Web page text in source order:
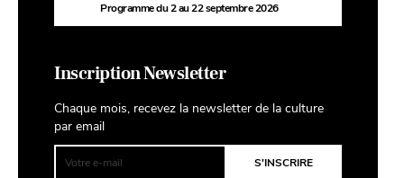
Programme du 2 au 22 septembre 2026
Inscription Newsletter
Chaque mois, recevez la newsletter de la culture
par email